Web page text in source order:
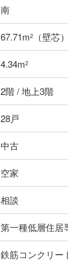
南
67.71m2 （壁芯）
4.34m2
2階 / 地上3階
28戸
中古
空家
相談
第一種低層住居
鉄筋コンクリー